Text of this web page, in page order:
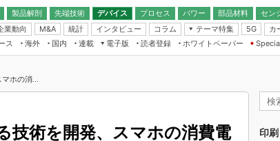
製品解剖
先端技術
デバイス
プロセス パワー 部品材料 セン
無線
業動向 M&A 統計 インタビュー コラム
テーマ特集
フィジカルAI
読者調査（EE Times Research）
5G カ
IoT・エッジコ
EXPO
ス 海外 国内
連載
信
ープ
電子版
レット
読者登録 ホワイトペーパー
ホの消...
技術を開発、スマホの消費電
印